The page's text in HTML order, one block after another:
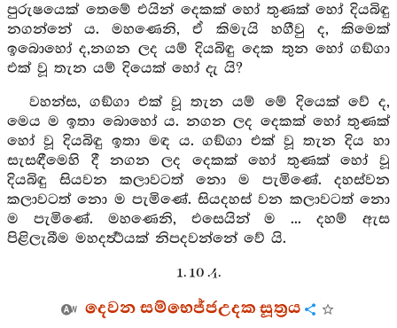
පුරුෂයෙක් තෙමේ එයින් දෙකක් හෝ තුණක් හෝ දියබිඳු
නගන්නේ ය. මහණෙනි, ඒ කිමැයි හගීවු ද, කිමෙක්
ඉබොහෝ ද,නගන ලද යම් දියබිඳු දෙක තුන හෝ ගඞ්ගා
එක් වූ තැන යම් දියෙක් හෝ දැ යි?
වහන්ස, ගඞ්ගා එක් වූ තැන යම් මේ දියෙක් වේ ද,
මෙය ම ඉතා බොහෝ ය. නගන ලද දෙකක් හෝ තුණක්
හෝ වූ දියබිඳු ඉතා මඳ ය. ගඞ්ගා එක් වූ තැන දිය හා
සැසඳීමෙහි දී නගන ලද දෙකක් හෝ තුණක් හෝ වූ
දියබිඳු සියවන කලාවටත් නො ම පැමිණේ. දහස්වන
කලාවටත් නො ම පැමිණේ. සියදහස් වන කලාවටත් නො
ම පැමිණේ. මහණෙනි, එසෙයින් ම ... දහම් ඇස
පිළිලැබීම මහදර්‍ත්‍ථයක් නිපදවන්නේ වේ යි.
1. 10 .4.
දෙවන සම්භෙජ්ජඋදක සූත්‍රය